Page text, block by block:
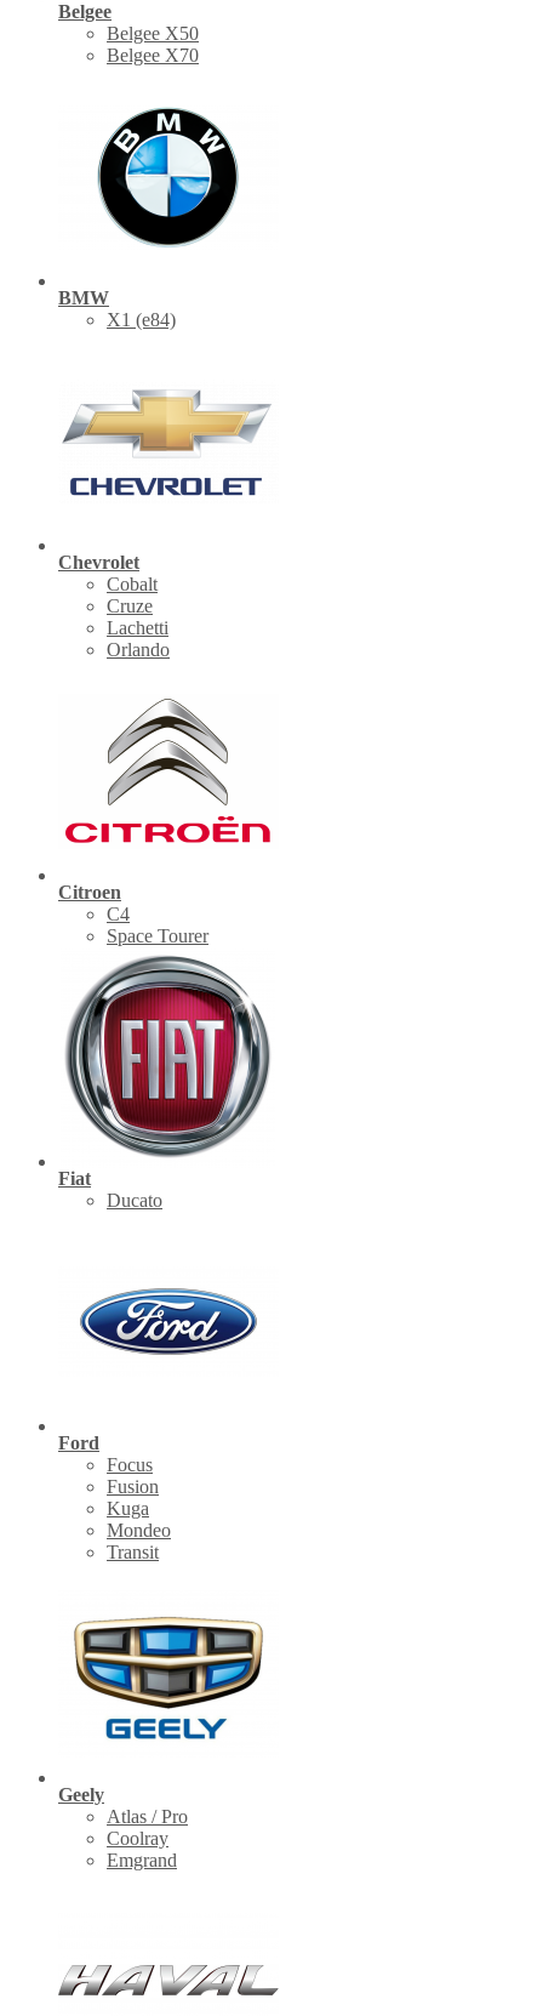
Belgee
Belgee X50
Belgee X70
BMW
X1 (е84)
Chevrolet
Cobalt
Cruze
Lachetti
Orlando
Citroen
C4
Space Tourer
Fiat
Ducato
Ford
Focus
Fusion
Kuga
Mondeo
Transit
Geely
Atlas / Pro
Coolray
Emgrand